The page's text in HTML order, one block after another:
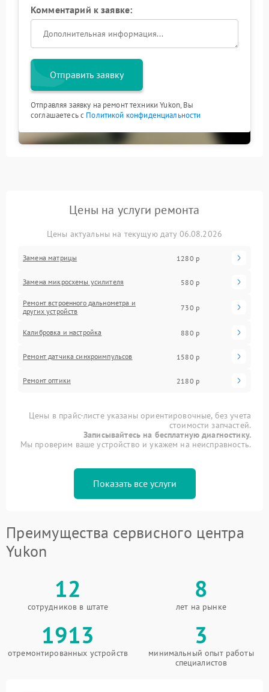
Комментарий к заявке:
Отправить заявку
Отправляя заявку на ремонт техники Yukon, Вы
соглашаетесь с Политикой конфиденциальности
Цены на услуги ремонта
Цены актуальны на текущую дату 06.08.2026
Замена матрицы 1280 р
Замена микросхемы усилителя 580 р
Ремонт встроенного дальнометра и
других устройств
730 р
Калибровка и настройка 880 р
Ремонт датчика синхроимпульсов 1580 р
Ремонт оптики 2180 р
Цены в прайс-листе указаны ориентировочные, без учета
стоимости запчастей.
Записывайтесь на бесплатную диагностику.
Мы проверим ваше устройство и укажем на неисправность.
Показать все услуги
Преимущества сервисного центра
Yukon
12
сотрудников в штате
8
лет на рынке
1913
отремонтированных устройств
3
минимальный опыт работы
специалистов